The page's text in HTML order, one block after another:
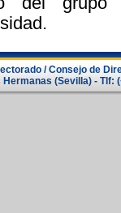
/ Consejo de
(Sevilla) - Tlf: